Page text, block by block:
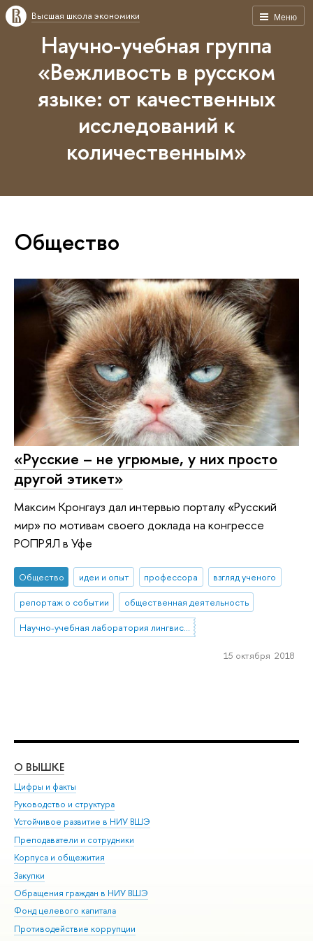
Меню
Высшая школа экономики
Научно-учебная группа
«Вежливость в русском
языке: от качественных
исследований к
количественным»
Общество
«Русские – не угрюмые, у них просто
другой этикет»
Максим Кронгауз дал интервью порталу «Русский
мир» по мотивам своего доклада на конгрессе
РОПРЯЛ в Уфе
Общество идеи и опыт профессора
взгляд ученого
репортаж о событии
общественная деятельность
Научно-учебная лаборатория лингвистической конфликтологии и современных коммуникативных практик
15 октября 2018
О ВЫШКЕ
Цифры и факты
Руководство и структура
Устойчивое развитие в НИУ ВШЭ
Преподаватели и сотрудники
Корпуса и общежития
Закупки
Обращения граждан в НИУ ВШЭ
Фонд целевого капитала
Противодействие коррупции